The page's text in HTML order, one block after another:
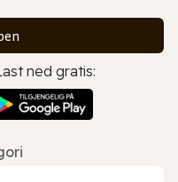
ned gratis: